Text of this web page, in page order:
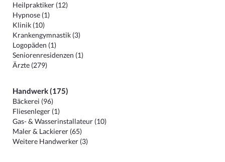
Heilpraktiker (12)
Hypnose (1)
Klinik (10)
Krankengymnastik (3)
Logopäden (1)
Seniorenresidenzen (1)
Ärzte (279)
Handwerk (175)
Bäckerei (96)
Fliesenleger (1)
Gas- & Wasserinstallateur (10)
Maler & Lackierer (65)
Weitere Handwerker (3)